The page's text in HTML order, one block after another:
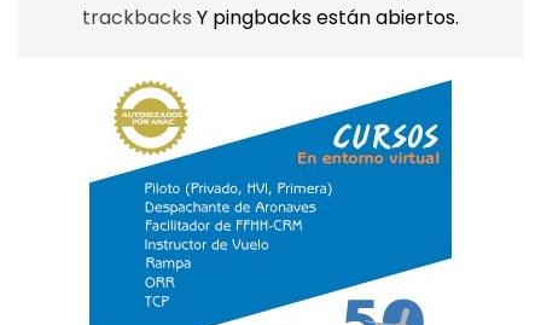
trackbacks Y pingbacks están abiertos.